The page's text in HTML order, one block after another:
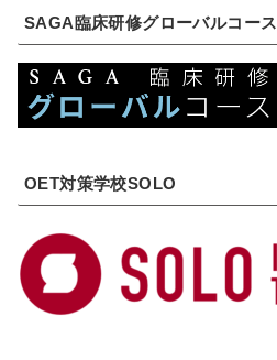
SAGA臨床研修グローバルコース
OET対策学校SOLO